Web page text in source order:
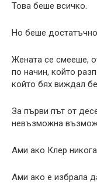
Това беше всичко.
Но беше
Жената се смееше,
по начин, който
който бях виждал
За първи път от
невъзможна
Ами ако Клер
Ами ако е избрала